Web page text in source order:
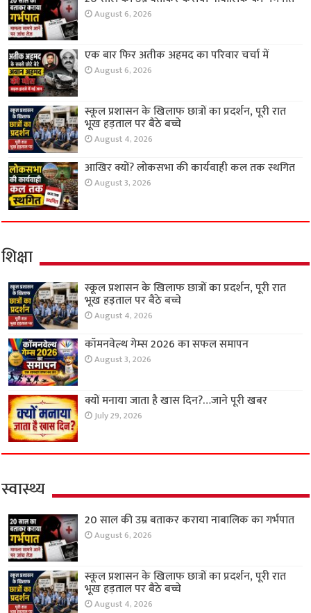
August 6, 2026
एक बार फिर अतीक अहमद का परिवार चर्चा में
August 6, 2026
स्कूल प्रशासन के खिलाफ छात्रों का प्रदर्शन, पूरी रात
भूख हड़ताल पर बैठे बच्चे
August 4, 2026
आखिर क्यों? लोकसभा की कार्यवाही कल तक स्थगित
August 3, 2026
शिक्षा
स्कूल प्रशासन के खिलाफ छात्रों का प्रदर्शन, पूरी रात
भूख हड़ताल पर बैठे बच्चे
August 4, 2026
कॉमनवेल्थ गेम्स 2026 का सफल समापन
August 3, 2026
क्यों मनाया जाता है खास दिन?…जाने पूरी खबर
July 29, 2026
स्वास्थ्य
20 साल की उम्र बताकर कराया नाबालिक का गर्भपात
August 6, 2026
स्कूल प्रशासन के खिलाफ छात्रों का प्रदर्शन, पूरी रात
भूख हड़ताल पर बैठे बच्चे
August 4, 2026